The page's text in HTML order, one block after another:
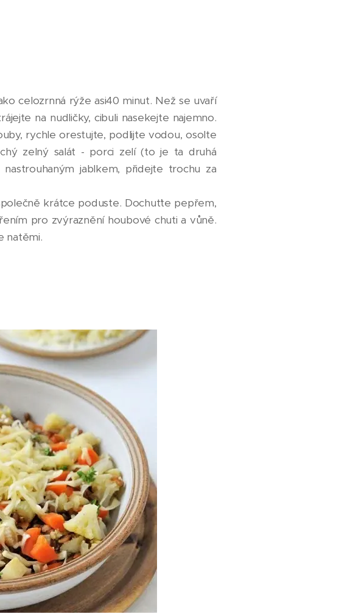
celozrnná rýže asi40 minut. Než se uvaří
na nudličky, cibuli nasekejte najemno.
rychle orestujte, podlijte vodou, osolte
zelný salát - porci zelí (to je ta druhá
jablkem, přidejte trochu za
krátce poduste. Dochuťte pepřem,
pro zvýraznění houbové chuti a vůně.
natěmi.